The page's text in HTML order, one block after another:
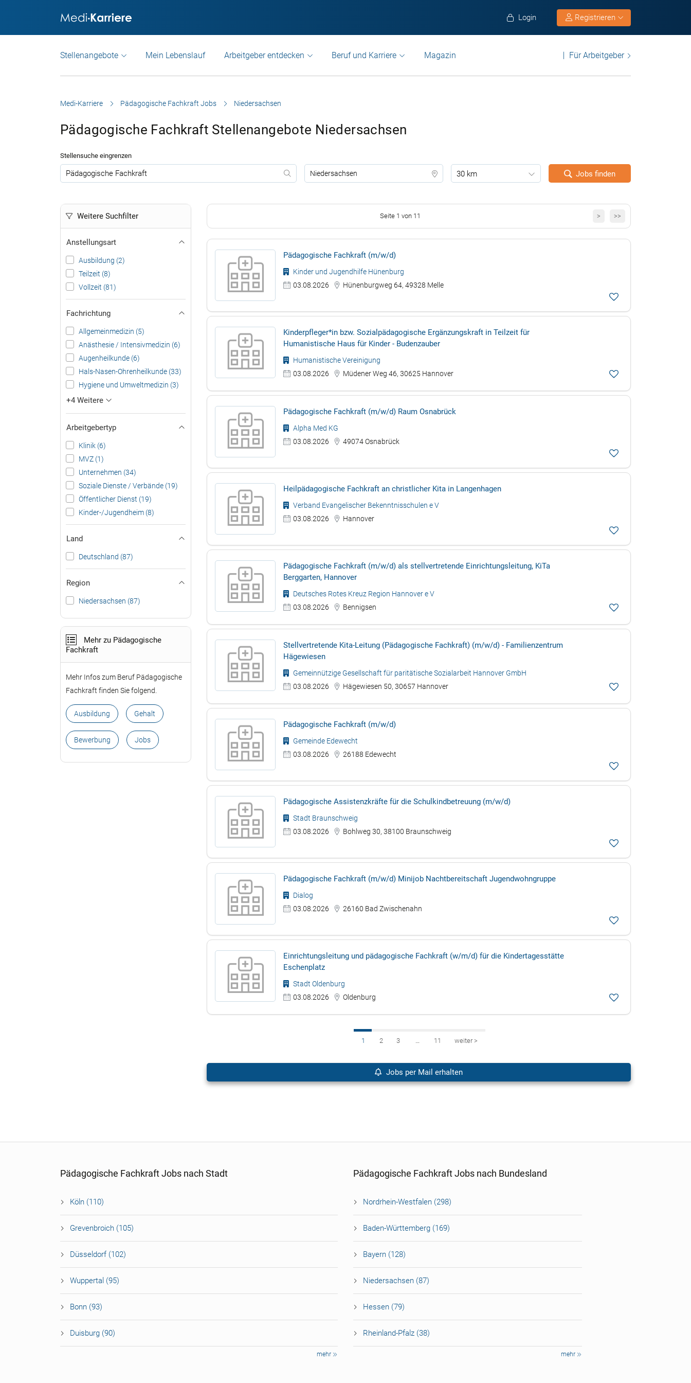
Login Registrieren
Stellenangebote Mein Lebenslauf Arbeitgeber entdecken Beruf und Karriere Magazin Für Arbeitgeber
Medi-Karriere Pädagogische Fachkraft Jobs Niedersachsen
Pädagogische Fachkraft Stellenangebote Niedersachsen
Stellensuche eingrenzen
30 km Jobs finden
Weitere Suchfilter
Anstellungsart
Ausbildung (2)
Teilzeit (8)
Vollzeit (81)
Fachrichtung
Allgemeinmedizin (5)
Anästhesie / Intensivmedizin (6)
Augenheilkunde (6)
Hals-Nasen-Ohrenheilkunde (33)
Hygiene und Umweltmedizin (3)
+4 Weitere
Arbeitgebertyp
Klinik (6)
MVZ (1)
Unternehmen (34)
Soziale Dienste / Verbände (19)
Öffentlicher Dienst (19)
Kinder-/Jugendheim (8)
Land
Deutschland (87)
Region
Niedersachsen (87)
Mehr zu Pädagogische
Fachkraft
Mehr Infos zum Beruf Pädagogische
Fachkraft finden Sie folgend.
Ausbildung Gehalt
Bewerbung Jobs
>>
Seite 1 von 11 >
Pädagogische Fachkraft (m/w/d)
Kinder und Jugendhilfe Hünenburg
03.08.2026
Hünenburgweg 64, 49328 Melle
Kinderpfleger*in bzw. Sozialpädagogische Ergänzungskraft in Teilzeit für
Humanistische Haus für Kinder - Budenzauber
Humanistische Vereinigung
03.08.2026
Müdener Weg 46, 30625 Hannover
Pädagogische Fachkraft (m/w/d) Raum Osnabrück
Alpha Med KG
03.08.2026
49074 Osnabrück
Heilpädagogische Fachkraft an christlicher Kita in Langenhagen
Verband Evangelischer Bekenntnisschulen e V
03.08.2026
Hannover
Pädagogische Fachkraft (m/w/d) als stellvertretende Einrichtungsleitung, KiTa
Berggarten, Hannover
Deutsches Rotes Kreuz Region Hannover e V
03.08.2026
Bennigsen
Stellvertretende Kita-Leitung (Pädagogische Fachkraft) (m/w/d) - Familienzentrum
Hägewiesen
Gemeinnützige Gesellschaft für paritätische Sozialarbeit Hannover GmbH
03.08.2026
Hägewiesen 50, 30657 Hannover
Pädagogische Fachkraft (m/w/d)
Gemeinde Edewecht
03.08.2026
26188 Edewecht
Pädagogische Assistenzkräfte für die Schulkindbetreuung (m/w/d)
Stadt Braunschweig
03.08.2026
Bohlweg 30, 38100 Braunschweig
Pädagogische Fachkraft (m/w/d) Minijob Nachtbereitschaft Jugendwohngruppe
Dialog
03.08.2026
26160 Bad Zwischenahn
Einrichtungsleitung und pädagogische Fachkraft (w/m/d) für die Kindertagesstätte
Eschenplatz
Stadt Oldenburg
03.08.2026
Oldenburg
1 2 3 … 11 weiter>
Jobs per Mail erhalten
Pädagogische Fachkraft Jobs nach Stadt
Köln (110)
Grevenbroich (105)
Düsseldorf (102)
Wuppertal (95)
Bonn (93)
Duisburg (90)
mehr
Pädagogische Fachkraft Jobs nach Bundesland
Nordrhein-Westfalen (298)
Baden-Württemberg (169)
Bayern (128)
Niedersachsen (87)
Hessen (79)
Rheinland-Pfalz (38)
mehr